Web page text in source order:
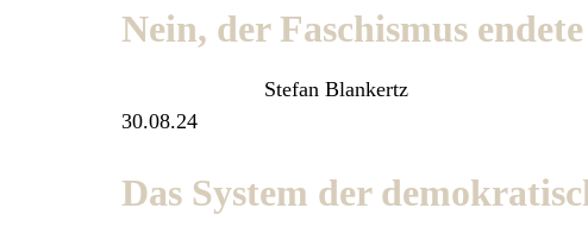
Nein, der Faschismus
Stefan Blankertz
30.08.24
Das System der